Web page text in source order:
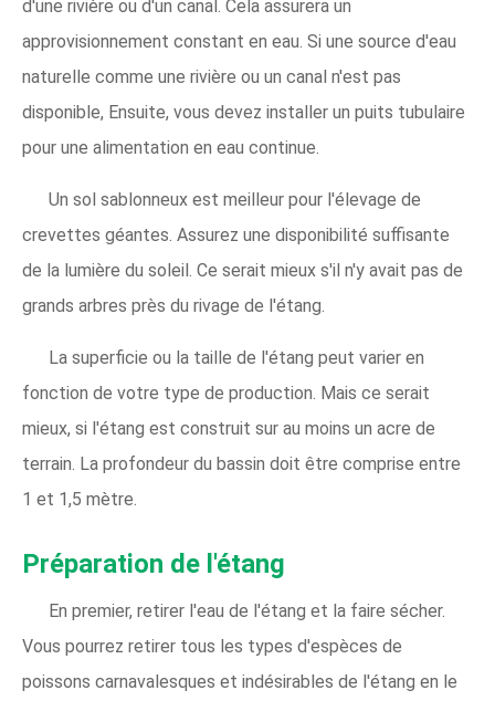
d'une rivière ou d'un canal. Cela assurera un
approvisionnement constant en eau. Si une source d'eau
naturelle comme une rivière ou un canal n'est pas
disponible, Ensuite, vous devez installer un puits tubulaire
pour une alimentation en eau continue.
Un sol sablonneux est meilleur pour l'élevage de
crevettes géantes. Assurez une disponibilité suffisante
de la lumière du soleil. Ce serait mieux s'il n'y avait pas de
grands arbres près du rivage de l'étang.
La superficie ou la taille de l'étang peut varier en
fonction de votre type de production. Mais ce serait
mieux, si l'étang est construit sur au moins un acre de
terrain. La profondeur du bassin doit être comprise entre
1 et 1,5 mètre.
Préparation de l'étang
En premier, retirer l'eau de l'étang et la faire sécher.
Vous pourrez retirer tous les types d'espèces de
poissons carnavalesques et indésirables de l'étang en le